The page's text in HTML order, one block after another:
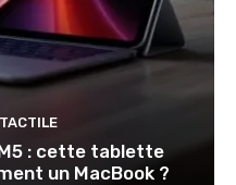
M5 : cette tablette
un MacBook ?